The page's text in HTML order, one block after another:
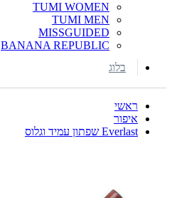
TUMI WOMEN
TUMI MEN
MISSGUIDED
BANANA REPUBLIC
בלוג
ראשי
איפור
Everlast שפתון עמיד וגלוס